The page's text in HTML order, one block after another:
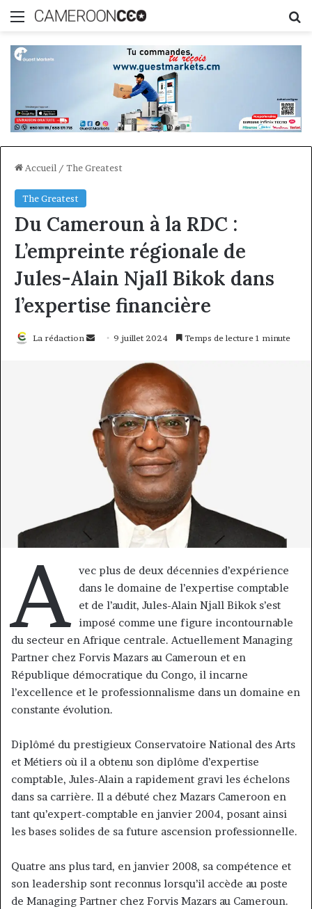
Menu
Accueil / The Greatest
The Greatest
Du Cameroun à la RDC :
L’empreinte régionale de
Jules-Alain Njall Bikok dans
l’expertise financière
La rédaction
Envoyer
courriel
9 juillet 2024 Temps de lecture 1 minute
A
vec plus de deux décennies d’expérience
dans le domaine de l’expertise comptable
et de l’audit, Jules-Alain Njall Bikok s’est
imposé comme une figure incontournable
du secteur en Afrique centrale. Actuellement Managing
Partner chez Forvis Mazars au Cameroun et en
République démocratique du Congo, il incarne
l’excellence et le professionnalisme dans un domaine en
constante évolution.
Diplômé du prestigieux Conservatoire National des Arts
et Métiers où il a obtenu son diplôme d’expertise
comptable, Jules-Alain a rapidement gravi les échelons
dans sa carrière. Il a débuté chez Mazars Cameroon en
tant qu’expert-comptable en janvier 2004, posant ainsi
les bases solides de sa future ascension professionnelle.
Quatre ans plus tard, en janvier 2008, sa compétence et
son leadership sont reconnus lorsqu’il accède au poste
de Managing Partner chez Forvis Mazars au Cameroun.